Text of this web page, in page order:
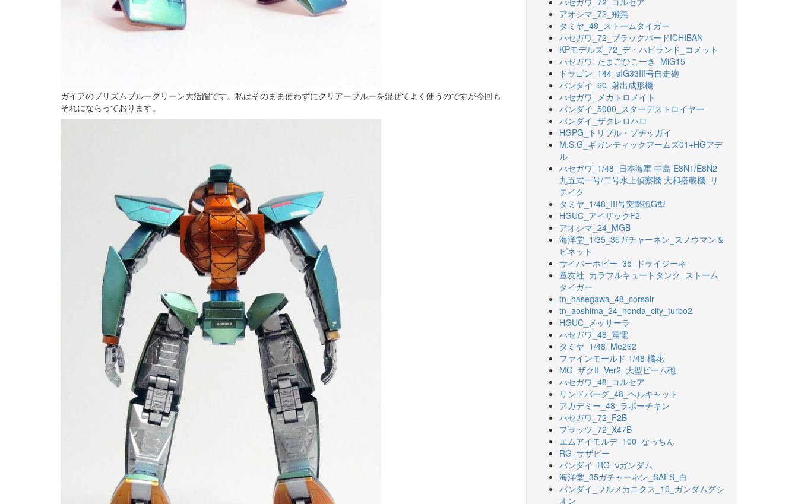
ガイアのプリズムブルーグリーン大活躍です。私はそのまま使わずにクリアーブルーを混ぜてよく使うのですが今回も
それにならっております。
アオシマ_72_飛燕
タミヤ_48_ストームタイガー
ハセガワ_72_ブラックバードICHIBAN
KPモデルズ_72_デ・ハビランド_コメット
ハセガワ_たまごひこーき_MiG15
ドラゴン_144_sIG33III号自走砲
バンダイ_60_射出成形機
ハセガワ_メカトロメイト
バンダイ_5000_スターデストロイヤー
バンダイ_ザクレロハロ
HGPG_トリプル・プチッガイ
M.S.G_ギガンティックアームズ01+HGアデ
ル
ハセガワ_1/48_日本海軍 中島 E8N1/E8N2
九五式一号/二号水上偵察機 大和搭載機_リ
テイク
タミヤ_1/48_III号突撃砲G型
HGUC_アイザックF2
アオシマ_24_MGB
海洋堂_1/35_35ガチャーネン_スノウマン＆
ビネット
サイバーホビー_35_ドライジーネ
童友社_カラフルキュートタンク_ストーム
タイガー
tn_hasegawa_48_corsair
tn_aoshima_24_honda_city_turbo2
HGUC_メッサーラ
ハセガワ_48_震電
タミヤ_1/48_Me262
ファインモールド 1/48 橘花
MG_ザクII_Ver2_大型ビーム砲
ハセガワ_48_コルセア
リンドバーグ_48_ヘルキャット
アカデミー_48_ラボーチキン
ハセガワ_72_F2B
プラッツ_72_X47B
エムアイモルデ_100_なっちん
RG_サザビー
バンダイ_RG_νガンダム
海洋堂_35ガチャーネン_SAFS_白
バンダイ_フルメカニクス_10_ガンダムグシ
オン